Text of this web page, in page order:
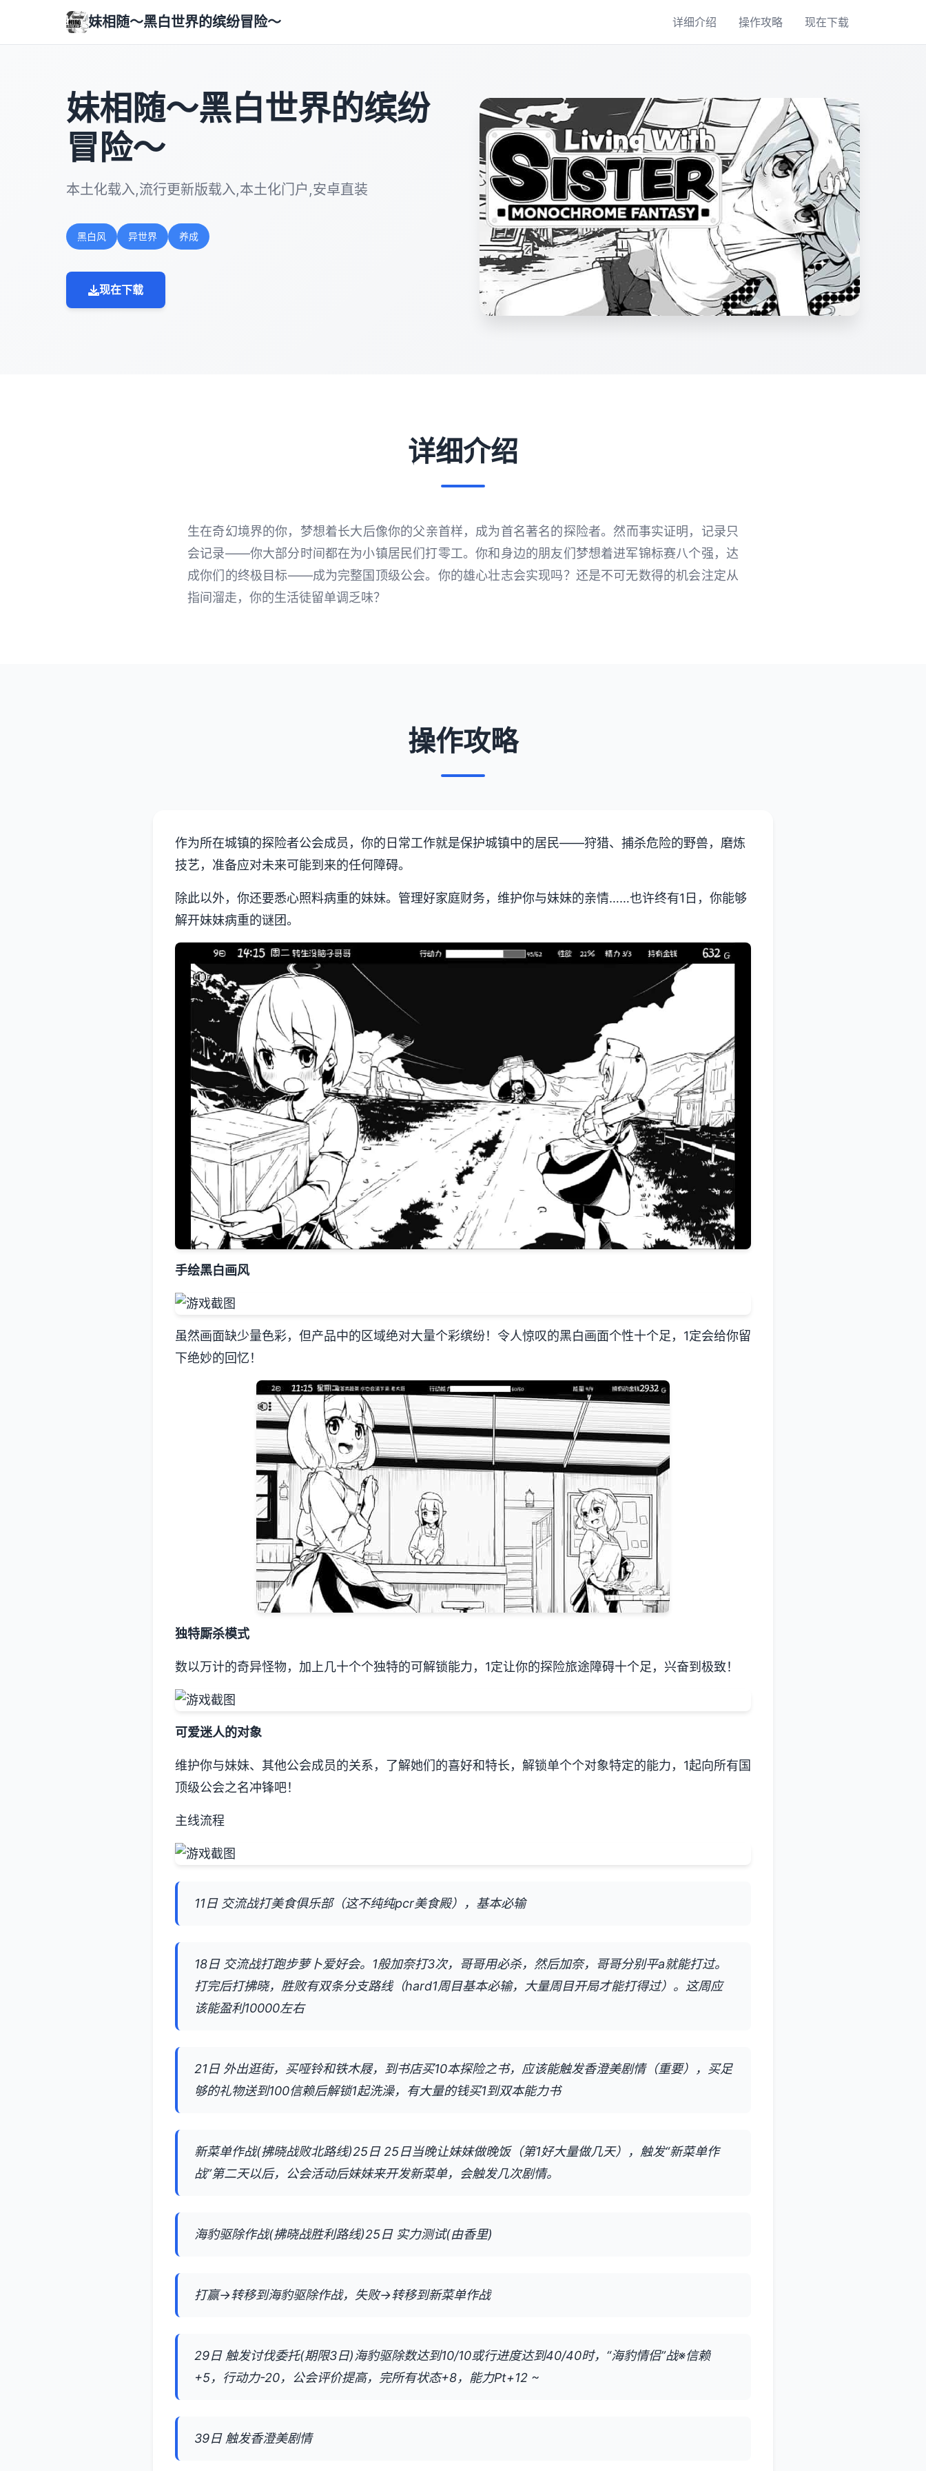
妹相随～黑白世界的缤纷冒险～ 详细介绍 操作攻略 现在下载
妹相随～黑白世界的缤纷
冒险～
本土化载入,流行更新版载入,本土化门户,安卓直装
黑白风 异世界 养成
现在下载
详细介绍
生在奇幻境界的你，梦想着长大后像你的父亲首样，成为首名著名的探险者。然而事实证明，记录只
会记录——你大部分时间都在为小镇居民们打零工。你和身边的朋友们梦想着进军锦标赛八个强，达
成你们的终极目标——成为完整国顶级公会。你的雄心壮志会实现吗？还是不可无数得的机会注定从
指间溜走，你的生活徒留单调乏味？
操作攻略
作为所在城镇的探险者公会成员，你的日常工作就是保护城镇中的居民——狩猎、捕杀危险的野兽，磨炼
技艺，准备应对未来可能到来的任何障碍。
除此以外，你还要悉心照料病重的妹妹。管理好家庭财务，维护你与妹妹的亲情……也许终有1日，你能够
解开妹妹病重的谜团。
手绘黑白画风
虽然画面缺少量色彩，但产品中的区域绝对大量个彩缤纷！令人惊叹的黑白画面个性十个足，1定会给你留
下绝妙的回忆！
独特厮杀模式
数以万计的奇异怪物，加上几十个个独特的可解锁能力，1定让你的探险旅途障碍十个足，兴奋到极致！
可爱迷人的对象
维护你与妹妹、其他公会成员的关系，了解她们的喜好和特长，解锁单个个对象特定的能力，1起向所有国
顶级公会之名冲锋吧！
主线流程
11日 交流战打美食俱乐部（这不纯纯pcr美食殿），基本必输
18日 交流战打跑步萝卜爱好会。1般加奈打3次，哥哥用必杀，然后加奈，哥哥分别平a就能打过。
打完后打拂晓，胜败有双条分支路线（hard1周目基本必输，大量周目开局才能打得过）。这周应
该能盈利10000左右
21日 外出逛街，买哑铃和铁木屐，到书店买10本探险之书，应该能触发香澄美剧情（重要），买足
够的礼物送到100信赖后解锁1起洗澡，有大量的钱买1到双本能力书
新菜单作战(拂晓战败北路线)25日 25日当晚让妹妹做晚饭（第1好大量做几天），触发“新菜单作
战”第二天以后，公会活动后妹妹来开发新菜单，会触发几次剧情。
海豹驱除作战(拂晓战胜利路线)25日 实力测试(由香里)
打赢→转移到海豹驱除作战，失败→转移到新菜单作战
29日 触发讨伐委托(期限3日)海豹驱除数达到10/10或行进度达到40/40时，“海豹情侣”战※信赖
+5，行动力-20，公会评价提高，完所有状态+8，能力Pt+12 ~
39日 触发香澄美剧情